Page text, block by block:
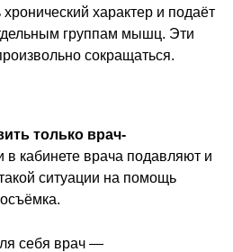
хронический характер и подаёт
группам мышц. Эти
сокращаться.
только врач-
в кабинете врача подавляют и
ситуации на помощь
себя врач —